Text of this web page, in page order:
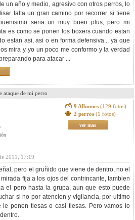
un año y medio, agresivo con otros perros, lo
falta un gran camino por recorrer si tiene
seria un muy buen plus, pero mi
es como se ponen los boxers cuando estan
estan asi, asi o en forma defensiva... ya que
mira y yo un poco me conformo y la verdad
para atacar ...
ataque de mi perro
9 Albumes (129 fotos)
2 perros (1 fotos)
ver mas
2011, 17:19
pero el gruñido que viene de dentro, no el
fija a los ojos del contrincante, tambien
el pero hasta la grupa, aun que esto puede
si no por atencion y vigilancia, por ultimo
ponen tiesas o casi tiesas. Pero vamos lo